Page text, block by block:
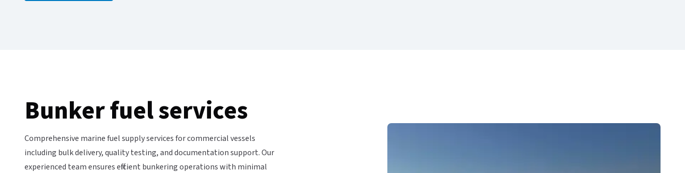
Bunker fuel services​​​​‌ ‍ ​‍​‍‌‍ ‌ ​‍‌‍‍‌‌‍‌ ‌‍‍‌‌‍ ‍​‍​‍​ ‍‍​‍​‍‌ ​ ‌‍​‌‌‍ ‍‌‍‍‌‌ ‌​‌ ‍‌​‍ ‍‌‍‍‌‌‍ ​‍​‍​‍ ​​‍​‍‌‍‍​‌ ​‍‌‍‌‌‌‍‌‍​‍​‍​ ‍‍​‍​‍‌‍‍​‌ ‌​‌ ‌​‌ ​​‌ ​ ​ ‍‍​‍ ​‍ ‌‍ ​‌‍‍‌‌‍​‍‌‍‌‌‌ ​‍‌ ‌​‌ ‍‌​‍ ‌‌ ​ ‌ ‌​‌ ‌‌‌‍‌​‌‍‍‌‌‍ ​‍ ‍‌ ‌‍‌‍‌‌‌ ​‍‌‍​ ‌‍‌‌‌‍ ​​‍ ‍‌‍​‌‌ ​​‌ ​​​‍ ‌‍‍‌‌‍ ‍‌ ‌​‌‍‌‌‌‍ ‍‌ ‌​​‍ ‌‍‌‌‌‍‌​‌‍‍‌‌ ‌​​‍ ‌‍ ‌‌‍ ‌‍‌​‌‍‌‌​ ‌‌ ​​‌ ​‍‌‍‌‌‌ ​ ‌‍‌‌‌‍ ‍‌ ‌​‌‍​‌‌ ‌​‌‍‍‌‌‍ ‌‍ ‍​ ‍ ‌‍‍‌‌‍‌​​ ‌‌‍‌​‌‍​ ​ ‌​​ ‌​​ ‍‌​ ‌ ​ ​‍​ ​‍​‍ ‌​ ​ ​ ‌ ​ ​ ​ ​​​‍ ‌​ ‌​‌‍‌​‌‍‌‌‌‍​ ​‍ ‌‌‍​‍​ ​‌​ ​ ‌‍‌​​‍ ‌‌‍‌‍‌‍​‌​ ​ ‌‍‌‍​ ​‌‌‍​‍‌‍​‌‌‍​ ​ ‍​​ ‌ ‌‍​ ​ ​‍​ ‍ ‌ ‌​‌ ‍‌‌ ​​‌‍‌‌​ ‌‌ ​​‌‍​‌‌‍‌ ‌‍‌‌​ ‍ ‌ ​​‌‍​‌‌ ‌​‌‍‍​​ ‌‌ ​​‌‍​‌‌‍‌ ‌‍‌‌‌​​‍‌ ‌‌‌‍‍‌‌‍ ​‌‍‌​‌‍‌‌‌ ​‍​‍‌‌​ ‌‌‌​​‍‌‌ ‌‍‍ ‌‍‌‌‌ ‍‌​‍‌‌​ ​ ‌​‌​​‍‌‌​ ​ ‌​‌​​‍‌‌​ ​‍​ ​‍​ ​​​ ‌‌​ ‍‌‌‍​‍‌‍‌​​ ‍‌‌‍​‍​ ‌‌‌‍​ ​ ‌‌​ ‌​‌‍​ ​ ‍​​ ‌ ​ ​‍​ ‍‌​ ​‍​ ‌​‌‍‌‌‌‍​ ‌‍​ ‌‍​‍​ ‍‌‌‍‌​‌‍‌‌‌‍​‍‌‍‌‌​ ​​​ ‍‌‌‍​‍‌‍​ ‌‍‌​​‍‌‌​ ​‍​ ​‍​‍‌‌​ ‌‌‌​‌​​‍ ‍‌ ‌​‌‍‍‌‌ ‌​‌‍ ​‌‍‌‌​‍‌‌​ ‌‌‌​​‍‌‌ ‌‍‍ ‌‍‌‌‌ ‍‌​‍‌‌​ ​ ‌​‌​​‍‌‌​ ​ ‌​‌​​‍‌‌​ ​‍​ ​‍‌‍​‌‌‍‌​‌‍​ ‌‍‌‍‌‍​‌​ ‌ ​ ​​‌‍‌​​ ‍​​ ​‍‌‍‌‍‌‍‌‌​‍‌‌​ ​‍​ ​‍​‍‌‌​ ‌‌‌​‌​​‍ ‍‌‍​ ‌‍‍​‌‍‍‌‌‍ ​‌‍‌​‌ ​‍‌‍‌‌‌‍ ‍​‍‌‌​ ‌‌‌​​‍‌‌ ‌‍‍ ‌‍‌‌‌ ‍‌​‍‌‌​ ​ ‌​‌​​‍‌‌​ ​ ‌​‌​​‍‌‌​ ​‍​ ​‍​ ‌​​ ‌‌‌‍​‌​ ‍​​ ​​​ ​‌‌‍​‌​ ​ ‌‍​‍‌‍‌‌​ ​ ‌‍​ ​‍‌‌​ ​‍​ ​‍​‍‌‌​ ‌‌‌​‌​​‍ ‍‌ ‌​‌‍‌‌‌ ‍​‌ ‌​​ ‌‍​‍‌‍​‌‌ ​ ‌‍‌‌‌‌‌‌‌ ​‍‌‍ ​​ ‌‌‍‍​‌ ‌​‌ ‌​‌ ​​‌ ​ ​‍‌‌​ ​ ‌​​‌​‍‌‌​ ​‍‌​‌‍​‍‌‌​ ​‍‌​‌‍‌‍ ​‌‍‍‌‌‍​‍‌‍‌‌‌ ​‍‌ ‌​‌ ‍‌​‍ ‌‌ ​ ‌ ‌​‌ ‌‌‌‍‌​‌‍‍‌‌‍ ​‍ ‍‌ ‌‍‌‍‌‌‌ ​‍‌‍​ ‌‍‌‌‌‍ ​​‍ ‍‌‍​‌‌ ​​‌ ​​​‍‌‍‌‍‍‌‌‍‌​​ ‌‌‍‌​‌‍​ ​ ‌​​ ‌​​ ‍‌​ ‌ ​ ​‍​ ​‍​‍ ‌​ ​ ​ ‌ ​ ​ ​ ​​​‍ ‌​ ‌​‌‍‌​‌‍‌‌‌‍​ ​‍ ‌‌‍​‍​ ​‌​ ​ ‌‍‌​​‍ ‌‌‍‌‍‌‍​‌​ ​ ‌‍‌‍​ ​‌‌‍​‍‌‍​‌‌‍​ ​ ‍​​ ‌ ‌‍​ ​ ​‍​‍‌‍‌ ‌​‌ ‍‌‌ ​​‌‍‌‌​ ‌‌ ​​‌‍​‌‌‍‌ ‌‍‌‌​‍‌‍‌ ​​‌‍​‌‌ ‌​‌‍‍​​ ‌‌ ​​‌‍​‌‌‍‌ ‌‍‌‌‌​​‍‌ ‌‌‌‍‍‌‌‍ ​‌‍‌​‌‍‌‌‌ ​‍​‍‌‌​ ‌‌‌​​‍‌‌ ‌‍‍ ‌‍‌‌‌ ‍‌​‍‌‌​ ​ ‌​‌​​‍‌‌​ ​ ‌​‌​​‍‌‌​ ​‍​ ​‍​ ​​​ ‌‌​ ‍‌‌‍​‍‌‍‌​​ ‍‌‌‍​‍​ ‌‌‌‍​ ​ ‌‌​ ‌​‌‍​ ​ ‍​​ ‌ ​ ​‍​ ‍‌​ ​‍​ ‌​‌‍‌‌‌‍​ ‌‍​ ‌‍​‍​ ‍‌‌‍‌​‌‍‌‌‌‍​‍‌‍‌‌​ ​​​ ‍‌‌‍​‍‌‍​ ‌‍‌​​‍‌‌​ ​‍​ ​‍​‍‌‌​ ‌‌‌​‌​​‍ ‍‌ ‌​‌‍‍‌‌ ‌​‌‍ ​‌‍‌‌​‍‌‌​ ‌‌‌​​‍‌‌ ‌‍‍ ‌‍‌‌‌ ‍‌​‍‌‌​ ​ ‌​‌​​‍‌‌​ ​ ‌​‌​​‍‌‌​ ​‍​ ​‍‌‍​‌‌‍‌​‌‍​ ‌‍‌‍‌‍​‌​ ‌ ​ ​​‌‍‌​​ ‍​​ ​‍‌‍‌‍‌‍‌‌​‍‌‌​ ​‍​ ​‍​‍‌‌​ ‌‌‌​‌​​‍ ‍‌‍​ ‌‍‍​‌‍‍‌‌‍ ​‌‍‌​‌ ​‍‌‍‌‌‌‍ ‍​‍‌‌​ ‌‌‌​​‍‌‌ ‌‍‍ ‌‍‌‌‌ ‍‌​‍‌‌​ ​ ‌​‌​​‍‌‌​ ​ ‌​‌​​‍‌‌​ ​‍​ ​‍​ ‌​​ ‌‌‌‍​‌​ ‍​​ ​​​ ​‌‌‍​‌​ ​ ‌‍​‍‌‍‌‌​ ​ ‌‍​ ​‍‌‌​ ​‍​ ​‍​‍‌‌​ ‌‌‌​‌​​‍ ‍‌ ‌​‌‍‌‌‌ ‍​‌ ‌​​‍‌‍‌ ​​‌‍‌‌‌ ​‍‌ ​ ‌ ​​‌‍‌‌‌‍​ ‌ ‌​‌‍‍‌‌ ‌‍‌‍‌‌​ ‌‌ ​​‌ ‌‌‌‍​‍‌‍ ​‌‍‍‌‌ ​ ‌‍‍​‌‍‌‌‌‍‌​​‍​‍‌ ‌
Comprehensive marine fuel supply services for commercial vessels
including bulk delivery, quality testing, and documentation support. Our
experienced team ensures efficient bunkering operations with minimal